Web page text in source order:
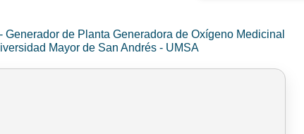
de Planta Generadora de Oxígeno Medicinal
Mayor de San Andrés - UMSA